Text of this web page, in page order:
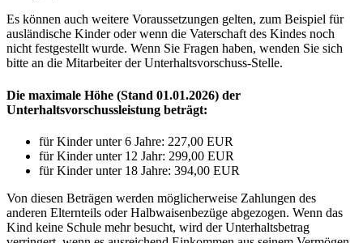
Es können auch weitere Voraussetzungen gelten, zum Beispiel für
ausländische Kinder oder wenn die Vaterschaft des Kindes noch
nicht festgestellt wurde. Wenn Sie Fragen haben, wenden Sie sich
bitte an die Mitarbeiter der Unterhaltsvorschuss-Stelle.
Die maximale Höhe (Stand 01.01.2026) der
Unterhaltsvorschussleistung beträgt:
für Kinder unter 6 Jahre: 227,00 EUR
für Kinder unter 12 Jahr: 299,00 EUR
für Kinder unter 18 Jahre: 394,00 EUR
Von diesen Beträgen werden möglicherweise Zahlungen des
anderen Elternteils oder Halbwaisenbezüge abgezogen. Wenn das
Kind keine Schule mehr besucht, wird der Unterhaltsbetrag